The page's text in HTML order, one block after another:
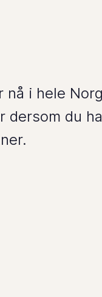
nå i hele
dersom du